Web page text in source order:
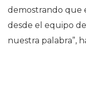
demostrando que
desde el equipo
nuestra palabra”,